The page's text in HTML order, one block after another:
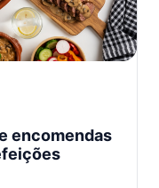
encomendas